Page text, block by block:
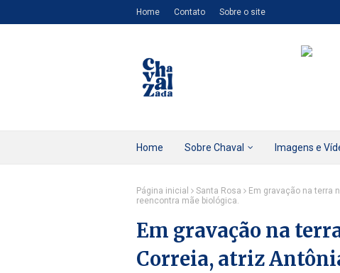
Home Contato Sobre o site
Home Sobre Chaval Imagens e
Página inicial Santa Rosa
Em gravação na terra
reencontra mãe biológica.
Em gravação na
Correia, atriz